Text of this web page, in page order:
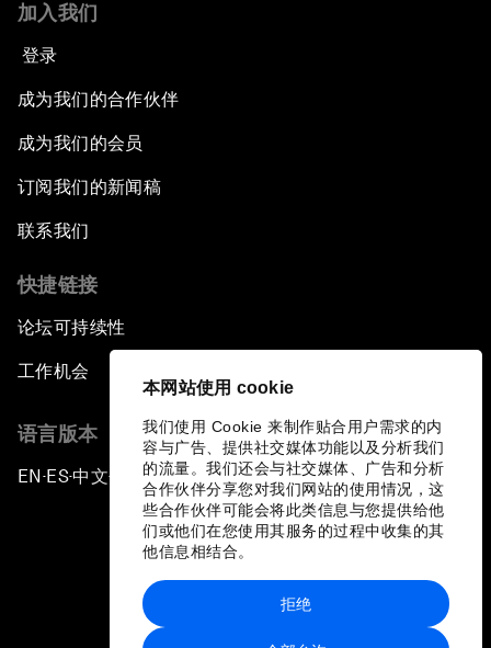
本网站使用 cookie
我们使用 Cookie 来制作贴合用户需求的内
容与广告、提供社交媒体功能以及分析我们
的流量。我们还会与社交媒体、广告和分析
合作伙伴分享您对我们网站的使用情况，这
些合作伙伴可能会将此类信息与您提供给他
们或他们在您使用其服务的过程中收集的其
他信息相结合。
拒绝
加入我们
登录
成为我们的合作伙伴
成为我们的会员
订阅我们的新闻稿
联系我们
快捷链接
论坛可持续性
工作机会
语言版本
EN ▪ES▪中文▪ 日本語